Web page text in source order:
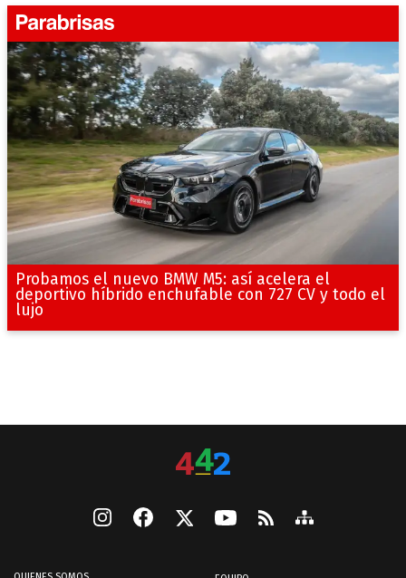
Probamos el nuevo BMW M5: así acelera el
deportivo híbrido enchufable con 727 CV y todo el
lujo